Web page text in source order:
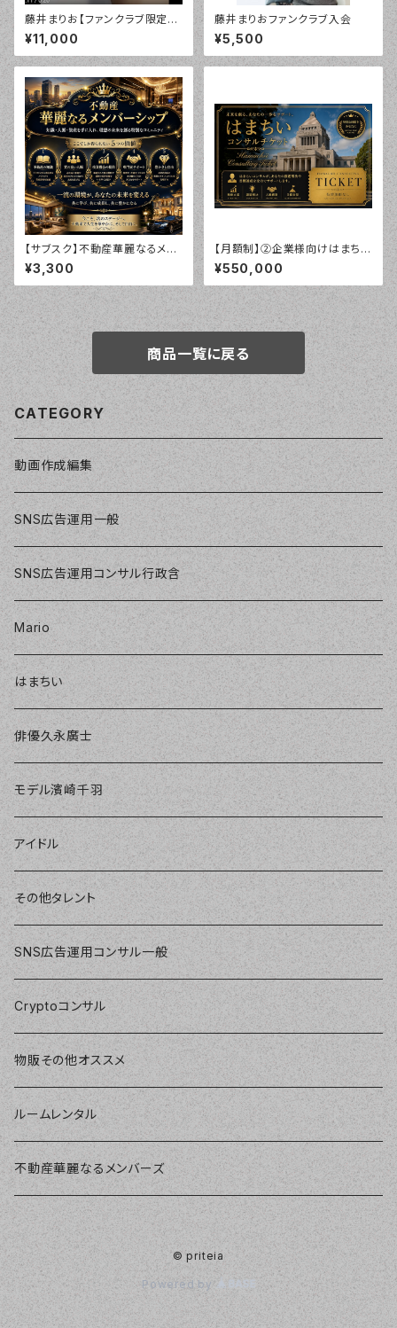
藤井まりお【ファンクラブ限定】
デジタル「お帰りなさい」バージ
ョン！¥10800
¥11,000
藤井まりおファンクラブ入会
¥5,500
【サブスク】不動産華麗なるメン
バーシップコミニティー
¥3,300
【月額制】②企業様向けはまちい
顧問チケット
¥550,000
商品一覧に戻る
CATEGORY
動画作成編集
SNS広告運用一般
SNS広告運用コンサル行政含
Mario
はまちい
俳優久永廣士
モデル濱崎千羽
アイドル
その他タレント
SNS広告運用コンサル一般
Cryptoコンサル
物販その他オススメ
ルームレンタル
不動産華麗なるメンバーズ
© priteia
Powered by